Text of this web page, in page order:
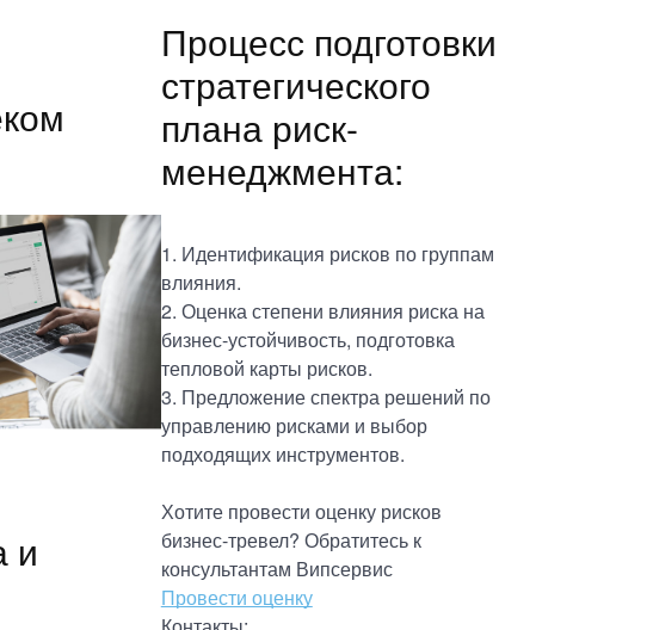
и
Процесс подготовки
стратегического
плана риск-
менеджмента:
1. Идентификация рисков по группам
влияния.
2. Оценка степени влияния риска на
бизнес-устойчивость, подготовка
тепловой карты рисков.
3. Предложение спектра решений по
управлению рисками и выбор
подходящих инструментов.
Хотите провести оценку рисков
бизнес-тревел? Обратитесь к
консультантам Випсервис
Провести оценку